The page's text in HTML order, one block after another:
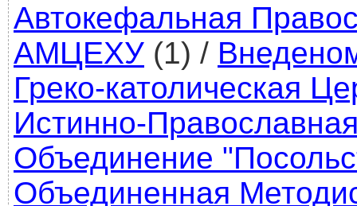
Автокефальная
АМЦЕХУ (1) /
Греко-католическая
Истинно-
Объединение
Объединенная